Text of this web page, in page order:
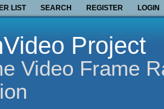
LIST SEARCH REGISTER LOGIN
Project
Video Frame